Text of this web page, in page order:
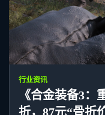
行业资讯
《合金装备3：
折，87元“骨折